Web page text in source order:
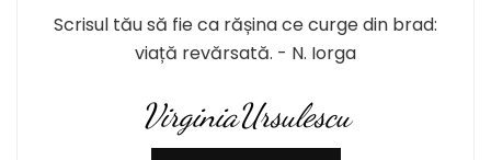
Scrisul tău să fie ca rășina ce curge din brad:
viață revărsată. - N. Iorga
VirginiaUrsulescu